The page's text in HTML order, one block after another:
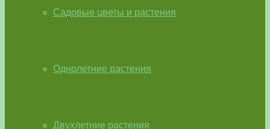
Садовые цветы и растения
Однолетние растения
Двухлетние растения